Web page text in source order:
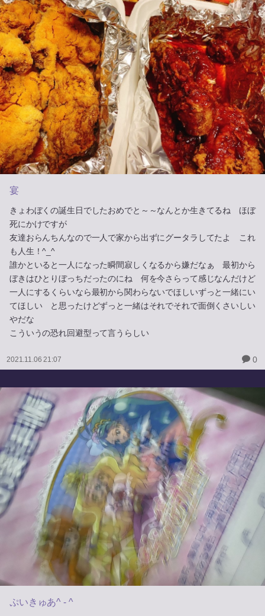
宴
きょわぼくの誕生日でしたおめでと～～なんとか生きてるね ほぼ
死にかけですが
友達おらんちんなので一人で家から出ずにグータラしてたよ これ
も人生！^_^
誰かといると一人になった瞬間寂しくなるから嫌だなぁ 最初から
ぼきはひとりぼっちだったのにね 何を今さらって感じなんだけど
一人にするくらいなら最初から関わらないでほしいずっと一緒にい
てほしい と思ったけどずっと一緒はそれでそれで面倒くさいしい
やだな
こういうの恐れ回避型って言うらしい
2021.11.06 21:07 0
ぷいきゅあ^ - ^